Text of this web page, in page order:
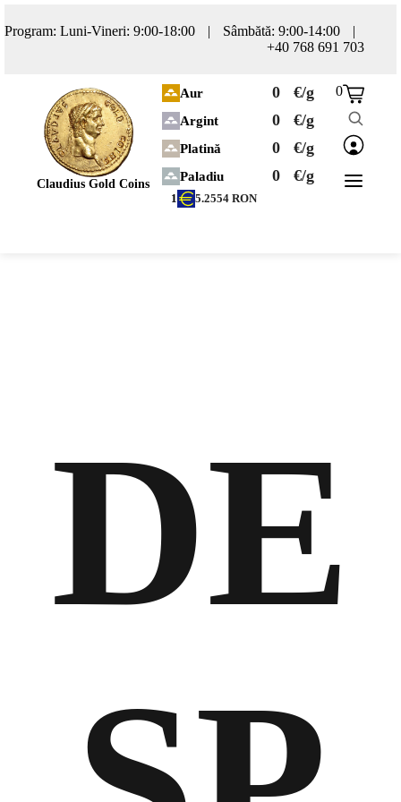
Program: Luni-Vineri: 9:00-18:00 | Sâmbătă: 9:00-14:00
|
+40 768 691 703
Claudius Gold Coins
Aur 0 €/g
Argint 0 €/g
Platină 0 €/g
Paladiu 0 €/g
1 5.2554 RON
0
DE